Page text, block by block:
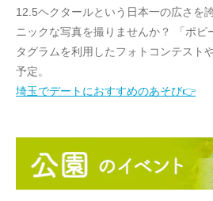
12.5ヘクタールという日本一の広さを
ニックな写真を撮りませんか？ 「ポピ
タグラムを利用したフォトコンテスト
予定。
埼玉でデートにおすすめのあそび👉